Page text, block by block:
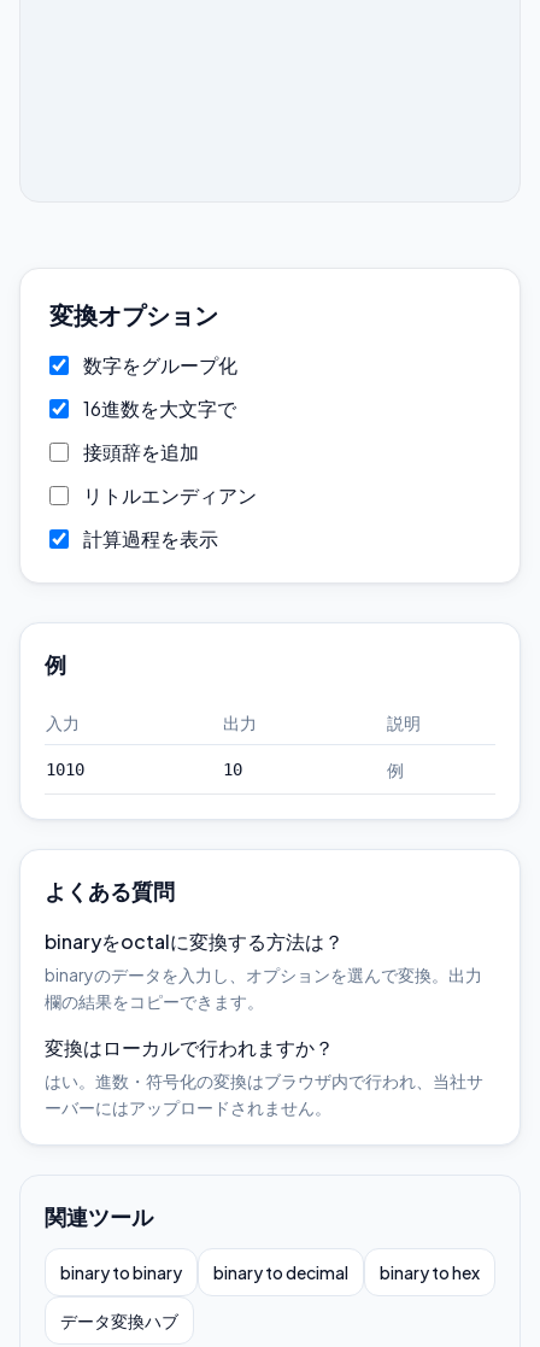
変換オプション
数字をグループ化
16進数を大文字で
接頭辞を追加
リトルエンディアン
計算過程を表示
例
入力 出力 説明
1010 10 例
よくある質問
binaryをoctalに変換する方法は？
binaryのデータを入力し、オプションを選んで変換。出力
欄の結果をコピーできます。
変換はローカルで行われますか？
はい。進数・符号化の変換はブラウザ内で行われ、当社サ
ーバーにはアップロードされません。
関連ツール
binary to binary binary to decimal binary to hex
データ変換ハブ